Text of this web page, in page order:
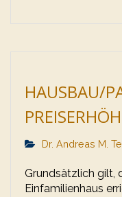
HAUSBAU/
Dr. Andreas M.
Grundsätzlich gilt,
Einfamilienhaus